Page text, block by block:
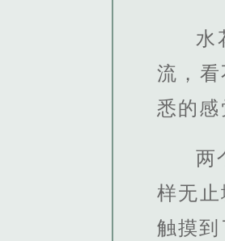
水
流，
悉的感
两
样无
触摸到